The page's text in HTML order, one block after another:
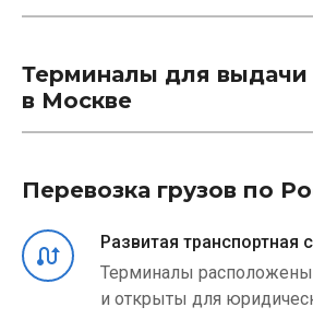
Терминалы для выдачи
в Москве
Перевозка грузов по
Развитая транспортная
Терминалы
и открыты для